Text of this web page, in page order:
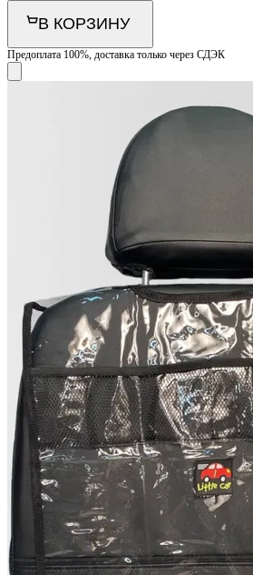
В КОРЗИНУ
Предоплата 100%, доставка только через СДЭК